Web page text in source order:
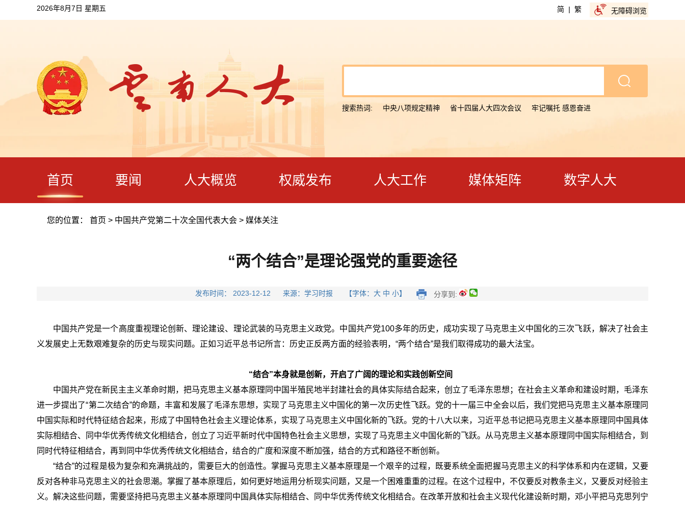
2026年8月7日 星期五 简 | 繁 无障碍浏览
搜索热词: 中央八项规定精神 省十四届人大四次会议 牢记嘱托 感恩奋进
首页 要闻 人大概览 权威发布 人大工作 媒体矩阵 数字人大
您的位置： 首页 > 中国共产党第二十次全国代表大会 > 媒体关注
“两个结合”是理论强党的重要途径
发布时间： 2023-12-12 来源：学习时报 【字体：大 中 小】 分享到:
中国共产党是一个高度重视理论创新、理论建设、理论武装的马克思主义政党。中国共产党100多年的历史，成功实现了马克思主义中国化的三次飞跃，解决了社会主
义发展史上无数艰难复杂的历史与现实问题。正如习近平总书记所言：历史正反两方面的经验表明，“两个结合”是我们取得成功的最大法宝。
“结合”本身就是创新，开启了广阔的理论和实践创新空间
中国共产党在新民主主义革命时期，把马克思主义基本原理同中国半殖民地半封建社会的具体实际结合起来，创立了毛泽东思想；在社会主义革命和建设时期，毛泽东
进一步提出了“第二次结合”的命题，丰富和发展了毛泽东思想，实现了马克思主义中国化的第一次历史性飞跃。党的十一届三中全会以后，我们党把马克思主义基本原理同
中国实际和时代特征结合起来，形成了中国特色社会主义理论体系，实现了马克思主义中国化新的飞跃。党的十八大以来，习近平总书记把马克思主义基本原理同中国具体
实际相结合、同中华优秀传统文化相结合，创立了习近平新时代中国特色社会主义思想，实现了马克思主义中国化新的飞跃。从马克思主义基本原理同中国实际相结合，到
同时代特征相结合，再到同中华优秀传统文化相结合，结合的广度和深度不断加强，结合的方式和路径不断创新。
“结合”的过程是极为复杂和充满挑战的，需要巨大的创造性。掌握马克思主义基本原理是一个艰辛的过程，既要系统全面把握马克思主义的科学体系和内在逻辑，又要
反对各种非马克思主义的社会思潮。掌握了基本原理后，如何更好地运用分析现实问题，又是一个困难重重的过程。在这个过程中，不仅要反对教条主义，又要反对经验主
义。解决这些问题，需要坚持把马克思主义基本原理同中国具体实际相结合、同中华优秀传统文化相结合。在改革开放和社会主义现代化建设新时期，邓小平把马克思列宁